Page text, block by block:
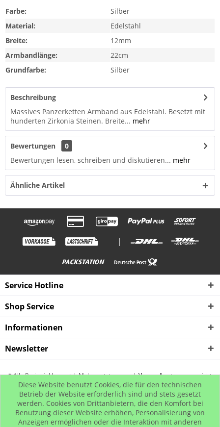
Farbe:
Silber
Material:
Edelstahl
Breite:
12mm
Armbandlänge:
22cm
Grundfarbe:
Silber
Beschreibung
Massives Panzerketten Armband aus Edelstahl. Besetzt mit
hunderten Zirkonia Steinen. Breite... mehr
Bewertungen
0
Bewertungen lesen, schreiben und diskutieren... mehr
Ähnliche Artikel
|
Service Hotline
Shop Service
Informationen
Newsletter
* Alle Preise inkl. gesetzl. Mehrwertsteuer zzgl.Versandkosten, wenn nicht
anders beschrieben
Kontakt Rückgabe Hip Hop Bling
Hip Hop Shop
© www.iced-out.biz
Diese Website benutzt Cookies, die für den technischen
Betrieb der Website erforderlich sind und stets gesetzt
werden. Cookies von Drittanbietern, die den Komfort bei
Benutzung dieser Website erhöhen, Personalisierung von
Anzeigen ermöglichen oder die Interaktion mit anderen